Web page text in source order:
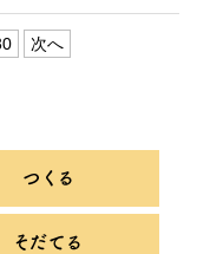
次へ